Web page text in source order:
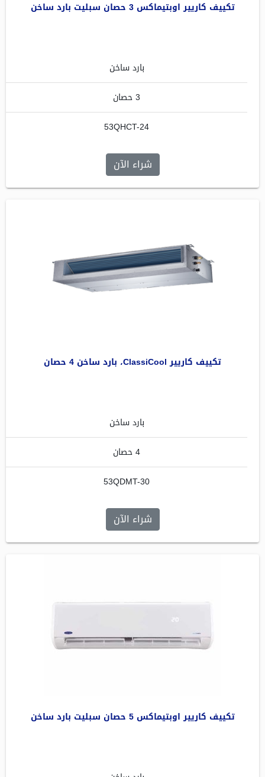
تكييف كاريير اوبتيماكس 3 حصان سبليت بارد ساخن
بارد ساخن
3 حصان
53QHCT-24
شراء الآن
تكييف كاريير ClassiCool، بارد ساخن 4 حصان
بارد ساخن
4 حصان
53QDMT-30
شراء الآن
تكييف كاريير اوبتيماكس 5 حصان سبليت بارد ساخن